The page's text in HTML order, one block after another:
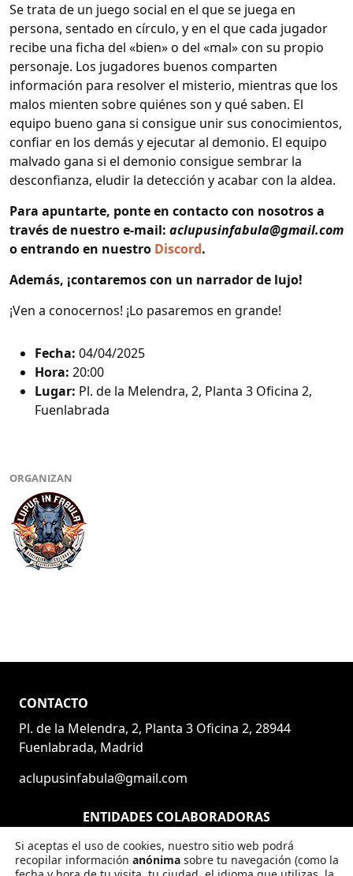
Se trata de un juego social en el que se juega en
persona, sentado en círculo, y en el que cada jugador
recibe una ficha del «bien» o del «mal» con su propio
personaje. Los jugadores buenos comparten
información para resolver el misterio, mientras que los
malos mienten sobre quiénes son y qué saben. El
equipo bueno gana si consigue unir sus conocimientos,
confiar en los demás y ejecutar al demonio. El equipo
malvado gana si el demonio consigue sembrar la
desconfianza, eludir la detección y acabar con la aldea.
Para apuntarte, ponte en contacto con nosotros a
través de nuestro e-mail: aclupusinfabula@gmail.com
o entrando en nuestro Discord.
Además, ¡contaremos con un narrador de lujo!
¡Ven a conocernos! ¡Lo pasaremos en grande!
Fecha: 04/04/2025
Hora: 20:00
Lugar: Pl. de la Melendra, 2, Planta 3 Oficina 2,
Fuenlabrada
ORGANIZAN
CONTACTO
Pl. de la Melendra, 2, Planta 3 Oficina 2, 28944
Fuenlabrada, Madrid
aclupusinfabula@gmail.com
ENTIDADES COLABORADORAS
Si aceptas el uso de cookies, nuestro sitio web podrá
recopilar información anónima sobre tu navegación (como la